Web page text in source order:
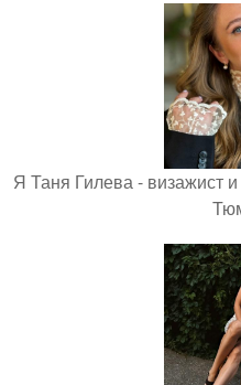
Я Таня Гилева - визажист